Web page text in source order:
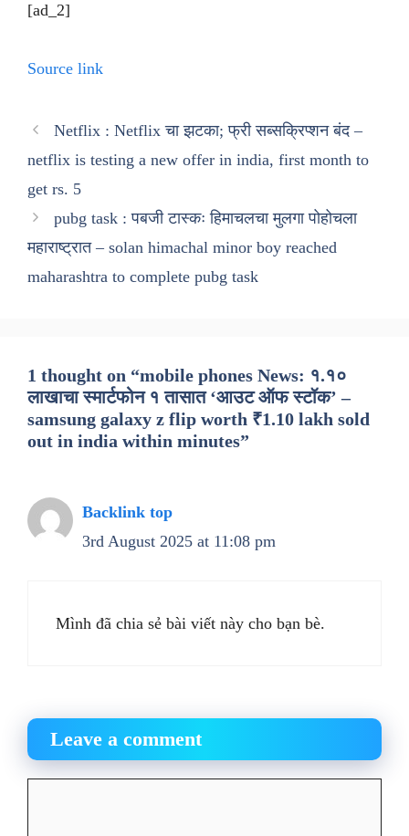
[ad_2]
Source link
Netflix : Netflix चा झटका; फ्री सब्सक्रिप्शन बंद –
netflix is testing a new offer in india, first month to
get rs. 5
pubg task : पबजी टास्कः हिमाचलचा मुलगा पोहोचला
महाराष्ट्रात – solan himachal minor boy reached
maharashtra to complete pubg task
1 thought on “mobile phones News: १.१०
लाखाचा स्मार्टफोन १ तासात ‘आउट ऑफ स्टॉक’ –
samsung galaxy z flip worth ₹1.10 lakh sold
out in india within minutes”
Backlink top
3rd August 2025 at 11:08 pm
Mình đã chia sẻ bài viết này cho bạn bè.
Leave a comment